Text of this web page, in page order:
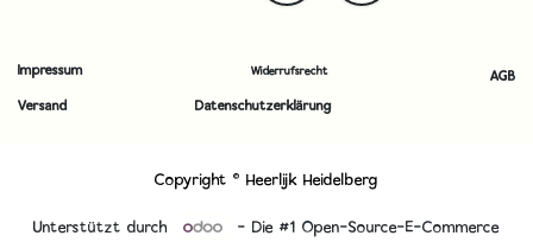
Impressum
Versand
Widerrufsrecht
Datenschutzerklärung
AGB
Copyright © Heerlijk Heidelberg
Unterstützt durch - Die #1 Open-Source-E-Commerce